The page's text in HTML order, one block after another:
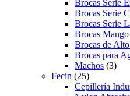
Brocas Serie
Brocas Serie
Brocas Serie
Brocas
Brocas de
Brocas para
Machos (3)
Fecin (25)
Cepillería